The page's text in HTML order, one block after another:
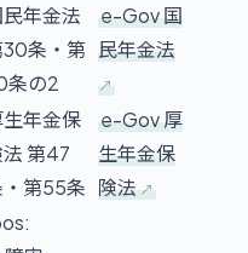
民年金法
条・第
条の2
e-Gov 国
民年金法
生年金保
法 第47
第55条
e-Gov 厚
生年金保
険法